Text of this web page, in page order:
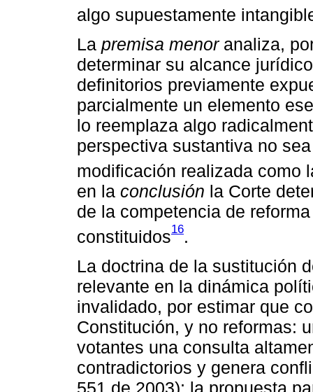
algo supuestamente
La premisa menor analiza,
determinar su alcance
definitorios previamente
parcialmente un elemento
lo reemplaza algo
perspectiva sustantiva no
modificación realizada como
en la conclusión la Corte
de la competencia de
constituidos16.
La doctrina de la sustitución
relevante en la dinámica
invalidado, por estimar que
Constitución, y no reformas:
votantes una consulta
contradictorios y genera
551 de 2003); la propuesta